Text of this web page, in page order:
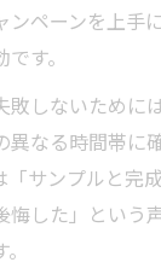
ンペーンを上手
す。
敗しないために
異なる時間帯に
サンプルと完
悔した」という